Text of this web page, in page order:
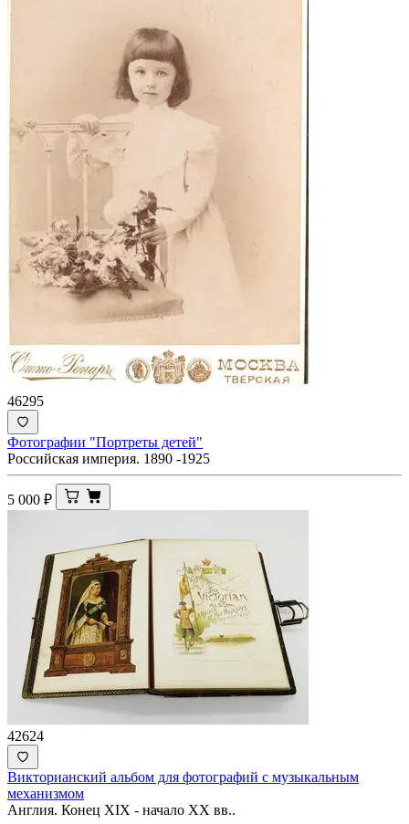
46295
Фотографии "Портреты детей"
Российская империя. 1890 -1925
5 000 ₽
42624
Викторианский альбом для фотографий с музыкальным
механизмом
Англия. Конец XIX - начало XX вв..